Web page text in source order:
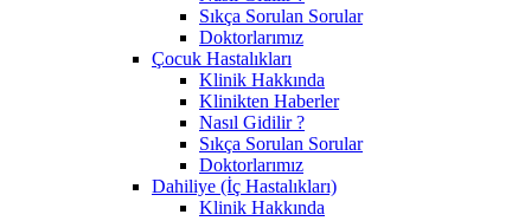
Sıkça Sorulan Sorular
Doktorlarımız
Çocuk Hastalıkları
Klinik Hakkında
Klinikten Haberler
Nasıl Gidilir ?
Sıkça Sorulan Sorular
Doktorlarımız
Dahiliye (İç Hastalıkları)
Klinik Hakkında